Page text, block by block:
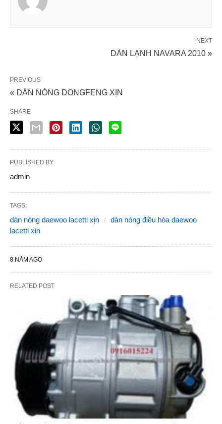
NEXT
DÀN LẠNH NAVARA 2010 »
PREVIOUS
« DÀN NÓNG DONGFENG XỊN
SHARE
PUBLISHED BY
admin
TAGS:
dàn nóng daewoo lacetti xịn
dàn nóng điều hòa daewoo
lacetti xịn
8 NĂM AGO
RELATED POST